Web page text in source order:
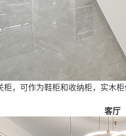
柜，可作为鞋柜和收纳柜，实木
客厅